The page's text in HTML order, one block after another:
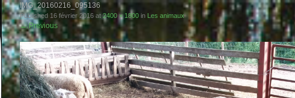
IMG_20160216_095136
Published 16 février 2016 at2400 × 1800 in Les animaux
←Previous